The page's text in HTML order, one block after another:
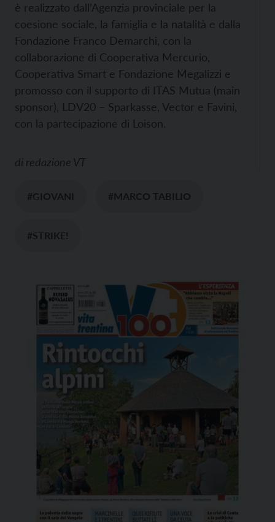
è realizzato dall’Agenzia provinciale per la
coesione sociale, la famiglia e la natalità e dalla
Fondazione Franco Demarchi, con la
collaborazione di Cooperativa Mercurio,
Cooperativa Smart e Fondazione Megalizzi e
promosso con il supporto di ITAS Mutua (main
sponsor), LDV20 – Sparkasse, Vector e Favini,
con la partecipazione di Loison.
di redazione VT
#GIOVANI #MARCO TABILIO
#STRIKE!